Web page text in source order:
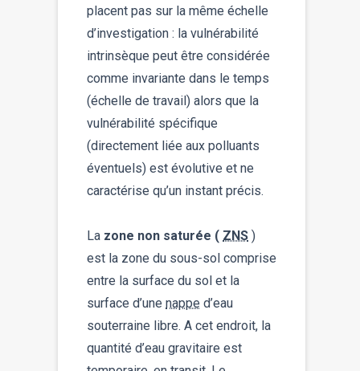
placent pas sur la même échelle
d’investigation : la vulnérabilité
intrinsèque peut être considérée
comme invariante dans le temps
(échelle de travail) alors que la
vulnérabilité spécifique
(directement liée aux polluants
éventuels) est évolutive et ne
caractérise qu’un instant précis.
La zone non saturée ( ZNS )
est la zone du sous-sol comprise
entre la surface du sol et la
surface d’une nappe d’eau
souterraine libre. A cet endroit, la
quantité d’eau gravitaire est